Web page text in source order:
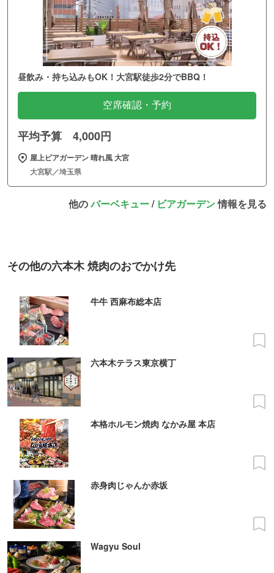
昼飲み・持ち込みもOK！大宮駅徒歩2分でBBQ！
空席確認・予約
平均予算 4,000円
屋上ビアガーデン 晴れ風 大宮
大宮駅／埼玉県
他のバーベキュー/ ビアガーデン情報を見る
その他の六本木 焼肉のおでかけ先
牛牛 西麻布総本店
六本木テラス東京横丁
本格ホルモン焼肉 なかみ屋 本店
赤身肉じゃんか赤坂
Wagyu Soul